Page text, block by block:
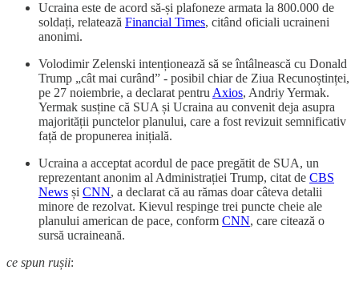
Ucraina este de acord să-și plafoneze armata la 800.000 de
soldați, relatează Financial Times, citând oficiali ucraineni
anonimi.
Volodimir Zelenski intenționează să se întâlnească cu Donald
Trump „cât mai curând” - posibil chiar de Ziua Recunoștinței,
pe 27 noiembrie, a declarat pentru Axios, Andriy Yermak.
Yermak susține că SUA și Ucraina au convenit deja asupra
majorității punctelor planului, care a fost revizuit semnificativ
față de propunerea inițială.
Ucraina a acceptat acordul de pace pregătit de SUA, un
reprezentant anonim al Administrației Trump, citat de CBS
News și CNN, a declarat că au rămas doar câteva detalii
minore de rezolvat. Kievul respinge trei puncte cheie ale
planului american de pace, conform CNN, care citează o
sursă ucraineană.
ce spun rușii: